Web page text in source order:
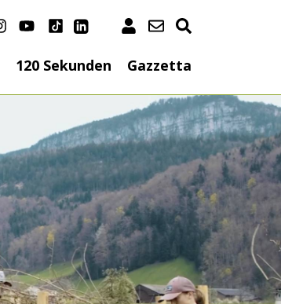
120 Sekunden Gazzetta